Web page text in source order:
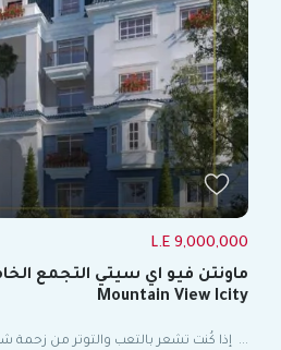
9,000,000 L.E
Mountain View Icity
إذا كُنت تشعر بالتعب والتوتر من زحمة ...